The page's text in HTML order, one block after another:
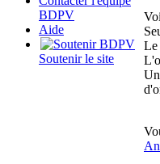
BDPV
Aide
Soutenir le site
Le